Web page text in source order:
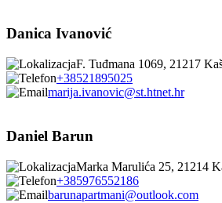
Danica Ivanović
F. Tuđmana 1069, 21217
+38521895025
marija.ivanovic@st.htnet.hr
Daniel Barun
Marka Marulića 25, 21214
+385976552186
barunapartmani@outlook.com